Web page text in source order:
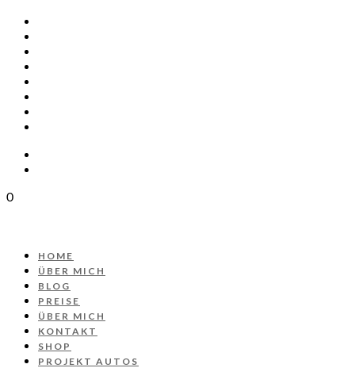
0
HOME
ÜBER MICH
BLOG
PREISE
ÜBER MICH
KONTAKT
SHOP
PROJEKT AUTOS